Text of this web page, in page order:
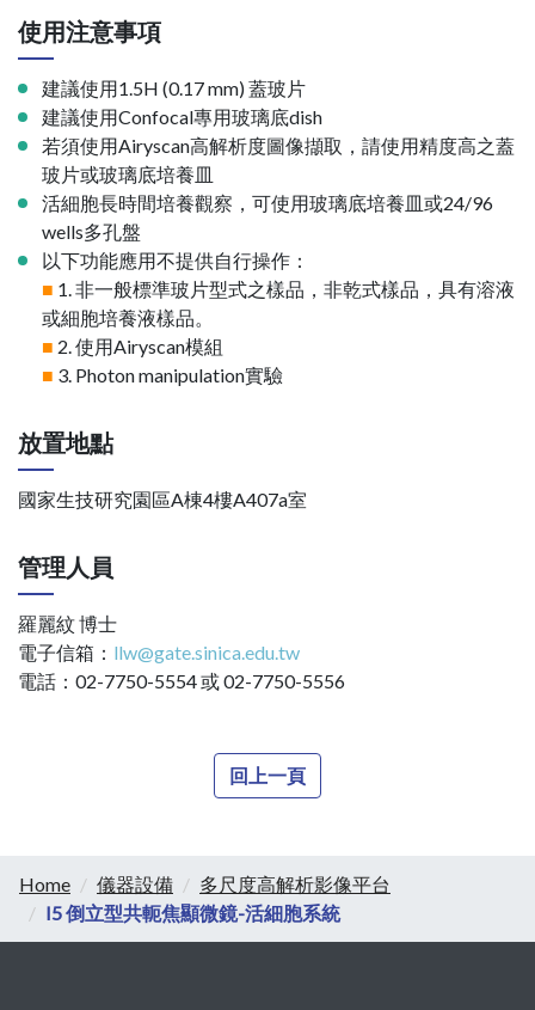
使用注意事項
建議使用1.5H (0.17 mm) 蓋玻片
建議使用Confocal專用玻璃底dish
若須使用Airyscan高解析度圖像擷取，請使用精度高之蓋
玻片或玻璃底培養皿
活細胞長時間培養觀察，可使用玻璃底培養皿或24/96
wells多孔盤
以下功能應用不提供自行操作：
■ 1. 非一般標準玻片型式之樣品，非乾式樣品，具有溶液
或細胞培養液樣品。
■ 2. 使用Airyscan模組
■ 3. Photon manipulation實驗
放置地點
國家生技研究園區A棟4樓A407a室
管理人員
羅麗紋 博士
電子信箱： llw@gate.sinica.edu.tw
電話：02-7750-5554 或 02-7750-5556
回上一頁
Home 儀器設備
多尺度高解析影像平台
I5 倒立型共軛焦顯微鏡-活細胞系統